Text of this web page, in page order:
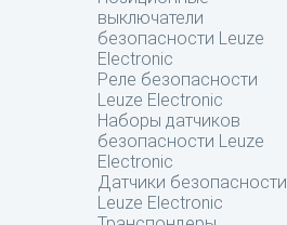
выключатели
безопасности Leuze
Electronic
Реле безопасности
Leuze Electronic
Наборы датчиков
безопасности Leuze
Electronic
Датчики безопасности
Leuze Electronic